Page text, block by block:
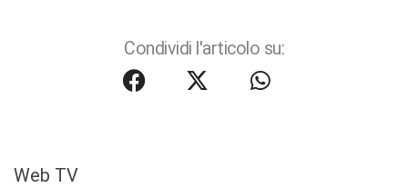
Condividi l'articolo su:
Web TV